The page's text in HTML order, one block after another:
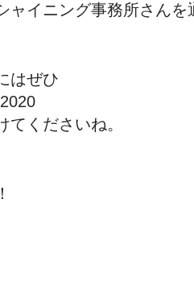
ャイニング事務所さん
はぜひ
くださいね。